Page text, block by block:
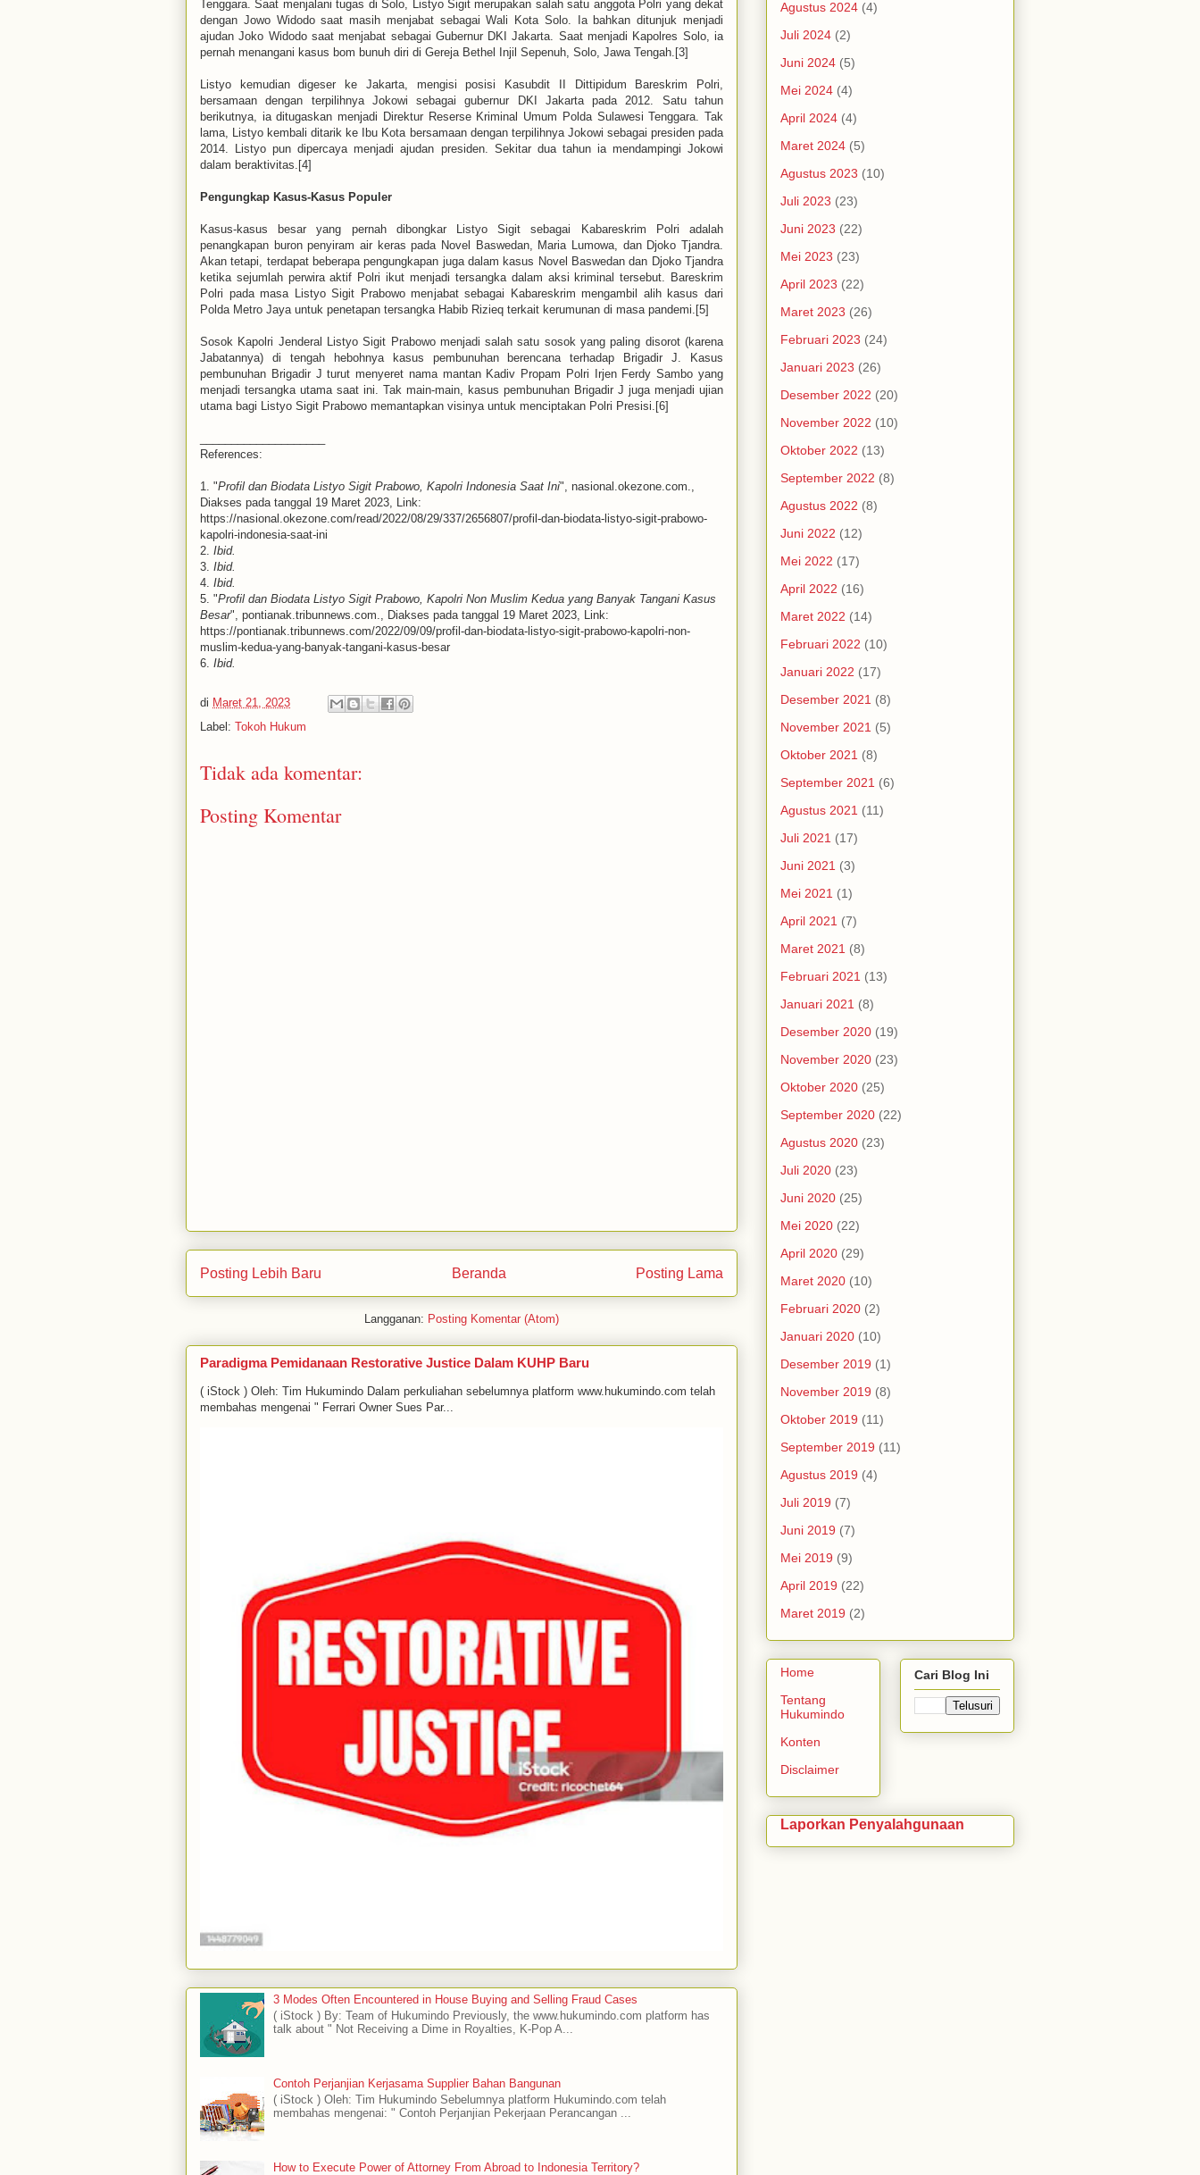
Tenggara. Saat menjalani tugas di Solo, Listyo Sigit merupakan salah satu anggota Polri yang dekat
dengan Jowo Widodo saat masih menjabat sebagai Wali Kota Solo. Ia bahkan ditunjuk menjadi
ajudan Joko Widodo saat menjabat sebagai Gubernur DKI Jakarta. Saat menjadi Kapolres Solo, ia
pernah menangani kasus bom bunuh diri di Gereja Bethel Injil Sepenuh, Solo, Jawa Tengah.[3]
Listyo kemudian digeser ke Jakarta, mengisi posisi Kasubdit II Dittipidum Bareskrim Polri,
bersamaan dengan terpilihnya Jokowi sebagai gubernur DKI Jakarta pada 2012. Satu tahun
berikutnya, ia ditugaskan menjadi Direktur Reserse Kriminal Umum Polda Sulawesi Tenggara. Tak
lama, Listyo kembali ditarik ke Ibu Kota bersamaan dengan terpilihnya Jokowi sebagai presiden pada
2014. Listyo pun dipercaya menjadi ajudan presiden. Sekitar dua tahun ia mendampingi Jokowi
dalam beraktivitas.[4]
Pengungkap Kasus-Kasus Populer
Kasus-kasus besar yang pernah dibongkar Listyo Sigit sebagai Kabareskrim Polri adalah
penangkapan buron penyiram air keras pada Novel Baswedan, Maria Lumowa, dan Djoko Tjandra.
Akan tetapi, terdapat beberapa pengungkapan juga dalam kasus Novel Baswedan dan Djoko Tjandra
ketika sejumlah perwira aktif Polri ikut menjadi tersangka dalam aksi kriminal tersebut. Bareskrim
Polri pada masa Listyo Sigit Prabowo menjabat sebagai Kabareskrim mengambil alih kasus dari
Polda Metro Jaya untuk penetapan tersangka Habib Rizieq terkait kerumunan di masa pandemi.[5]
Sosok Kapolri Jenderal Listyo Sigit Prabowo menjadi salah satu sosok yang paling disorot (karena
Jabatannya) di tengah hebohnya kasus pembunuhan berencana terhadap Brigadir J. Kasus
pembunuhan Brigadir J turut menyeret nama mantan Kadiv Propam Polri Irjen Ferdy Sambo yang
menjadi tersangka utama saat ini. Tak main-main, kasus pembunuhan Brigadir J juga menjadi ujian
utama bagi Listyo Sigit Prabowo memantapkan visinya untuk menciptakan Polri Presisi.[6]
References:
1. "Profil dan Biodata Listyo Sigit Prabowo, Kapolri Indonesia Saat Ini", nasional.okezone.com.,
Diakses pada tanggal 19 Maret 2023, Link:
https://nasional.okezone.com/read/2022/08/29/337/2656807/profil-dan-biodata-listyo-sigit-prabowo-
kapolri-indonesia-saat-ini
2. Ibid.
3. Ibid.
4. Ibid.
5. "Profil dan Biodata Listyo Sigit Prabowo, Kapolri Non Muslim Kedua yang Banyak Tangani Kasus
Besar", pontianak.tribunnews.com., Diakses pada tanggal 19 Maret 2023, Link:
https://pontianak.tribunnews.com/2022/09/09/profil-dan-biodata-listyo-sigit-prabowo-kapolri-non-
muslim-kedua-yang-banyak-tangani-kasus-besar
6. Ibid.
di Maret 21, 2023
Label: Tokoh Hukum
Tidak ada komentar:
Posting Komentar
Posting Lebih Baru Posting Lama
Beranda
Langganan: Posting Komentar (Atom)
Paradigma Pemidanaan Restorative Justice Dalam KUHP Baru
( iStock ) Oleh: Tim Hukumindo Dalam perkuliahan sebelumnya platform www.hukumindo.com telah
membahas mengenai " Ferrari Owner Sues Par...
3 Modes Often Encountered in House Buying and Selling Fraud Cases
( iStock ) By: Team of Hukumindo Previously, the www.hukumindo.com platform has
talk about " Not Receiving a Dime in Royalties, K-Pop A...
Contoh Perjanjian Kerjasama Supplier Bahan Bangunan
( iStock ) Oleh: Tim Hukumindo Sebelumnya platform Hukumindo.com telah
membahas mengenai: " Contoh Perjanjian Pekerjaan Perancangan ...
How to Execute Power of Attorney From Abroad to Indonesia Territory?
Agustus 2024 (4)
Juli 2024 (2)
Juni 2024 (5)
Mei 2024 (4)
April 2024 (4)
Maret 2024 (5)
Agustus 2023 (10)
Juli 2023 (23)
Juni 2023 (22)
Mei 2023 (23)
April 2023 (22)
Maret 2023 (26)
Februari 2023 (24)
Januari 2023 (26)
Desember 2022 (20)
November 2022 (10)
Oktober 2022 (13)
September 2022 (8)
Agustus 2022 (8)
Juni 2022 (12)
Mei 2022 (17)
April 2022 (16)
Maret 2022 (14)
Februari 2022 (10)
Januari 2022 (17)
Desember 2021 (8)
November 2021 (5)
Oktober 2021 (8)
September 2021 (6)
Agustus 2021 (11)
Juli 2021 (17)
Juni 2021 (3)
Mei 2021 (1)
April 2021 (7)
Maret 2021 (8)
Februari 2021 (13)
Januari 2021 (8)
Desember 2020 (19)
November 2020 (23)
Oktober 2020 (25)
September 2020 (22)
Agustus 2020 (23)
Juli 2020 (23)
Juni 2020 (25)
Mei 2020 (22)
April 2020 (29)
Maret 2020 (10)
Februari 2020 (2)
Januari 2020 (10)
Desember 2019 (1)
November 2019 (8)
Oktober 2019 (11)
September 2019 (11)
Agustus 2019 (4)
Juli 2019 (7)
Juni 2019 (7)
Mei 2019 (9)
April 2019 (22)
Maret 2019 (2)
Home
Tentang
Hukumindo
Konten
Disclaimer
Cari Blog Ini
Laporkan Penyalahgunaan